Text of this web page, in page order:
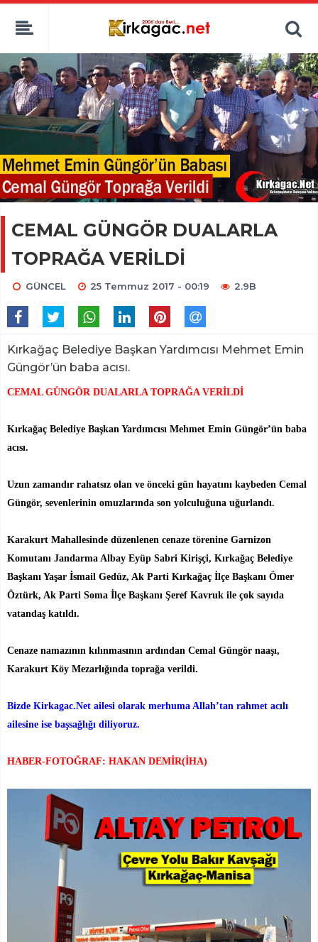
CEMAL GÜNGÖR DUALARLA
TOPRAĞA VERİLDİ
GÜNCEL 25 Temmuz 2017 - 00:19 2.9B
Kırkağaç Belediye Başkan Yardımcısı Mehmet Emin
Güngör’ün baba acısı.
CEMAL GÜNGÖR DUALARLA TOPRAĞA VERİLDİ
Kırkağaç Belediye Başkan Yardımcısı Mehmet Emin Güngör’ün baba
acısı.
Uzun zamandır rahatsız olan ve önceki gün hayatını kaybeden Cemal
Güngör, sevenlerinin omuzlarında son yolculuğuna uğurlandı.
Karakurt Mahallesinde düzenlenen cenaze törenine Garnizon
Komutanı Jandarma Albay Eyüp Sabri Kirişçi, Kırkağaç Belediye
Başkanı Yaşar İsmail Gedüz, Ak Parti Kırkağaç İlçe Başkanı Ömer
Öztürk, Ak Parti Soma İlçe Başkanı Şeref Kavruk ile çok sayıda
vatandaş katıldı.
Cenaze namazının kılınmasının ardından Cemal Güngör naaşı,
Karakurt Köy Mezarlığında toprağa verildi.
Bizde Kirkagac.Net ailesi olarak merhuma Allah’tan rahmet acılı
ailesine ise başsağlığı diliyoruz.
HABER-FOTOĞRAF: HAKAN DEMİR(İHA)